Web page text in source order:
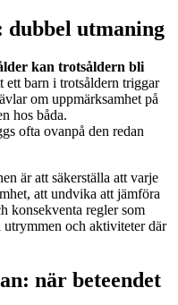
dubbel utmaning
kan trotsåldern bli
ett barn i trotsåldern triggar
om uppmärksamhet på
hos båda.
ofta ovanpå den redan
är att säkerställa att varje
att undvika att jämföra
konsekventa regler som
och aktiviteter där
när beteendet